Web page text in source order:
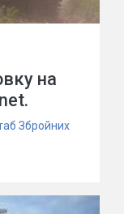
на
Збройних